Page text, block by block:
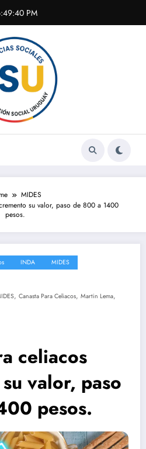
PM
MIDES
su valor, paso de 800 a 1400
pesos.
INDA
MIDES
, Canasta Para Celiacos, Martin Lema,
celiacos
valor, paso
pesos.